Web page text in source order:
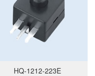
HQ-1212-223E